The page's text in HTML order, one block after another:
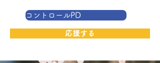
応援する
コントロールPD